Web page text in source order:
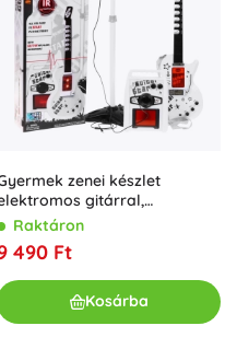
zenei készlet
gitárral,
és mikrofonnal 6
Raktáron
490 Ft
Kosárba